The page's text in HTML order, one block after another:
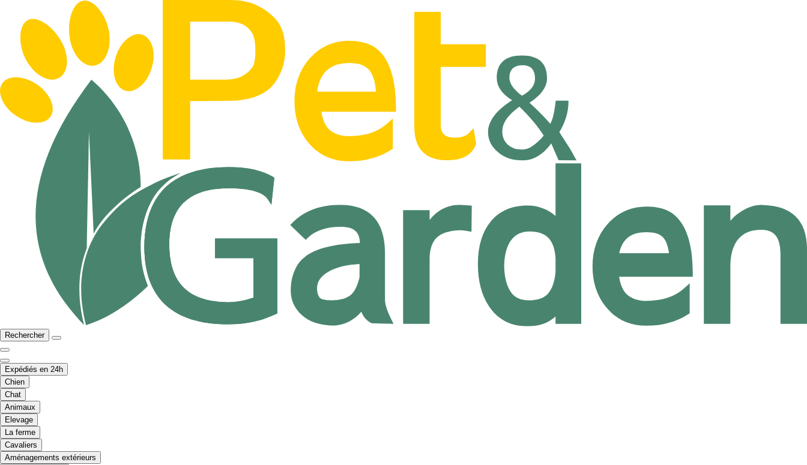
Rechercher
Expédiés en 24h
Chien
Chat
Animaux
Elevage
La ferme
Cavaliers
Aménagements extérieurs